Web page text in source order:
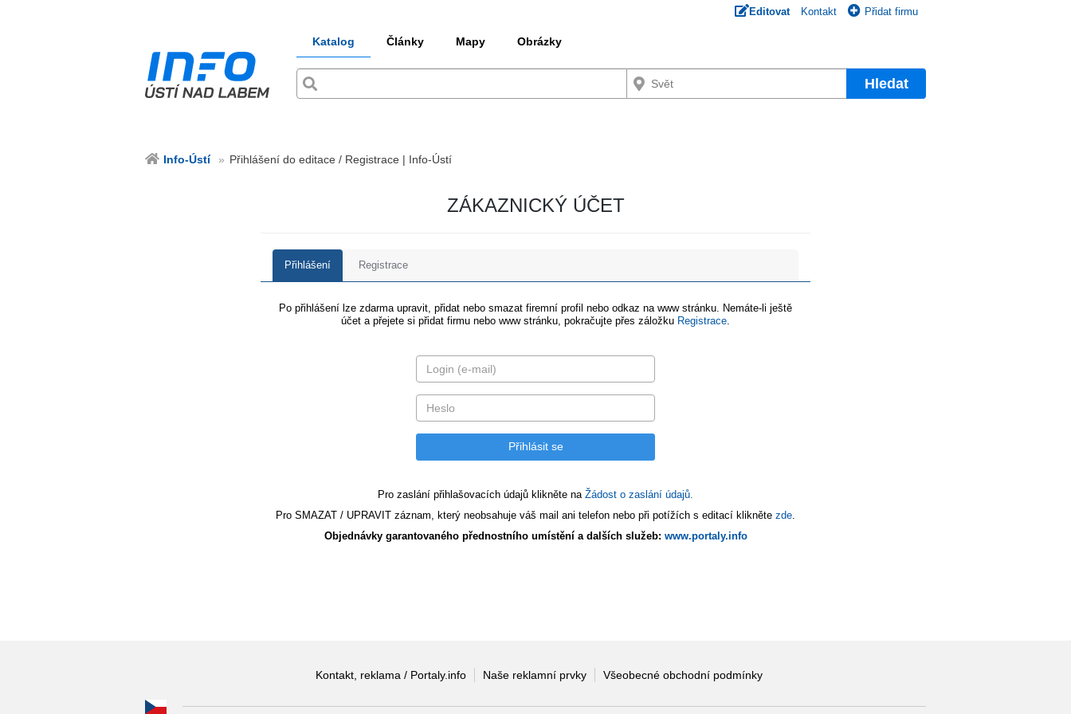
Editovat Kontakt Přidat firmu
Katalog Články Mapy Obrázky
Hledat
Info-Ústí Přihlášení do editace / Registrace | Info-Ústí
ZÁKAZNICKÝ ÚČET
Přihlášení Registrace
Po přihlášení lze zdarma upravit, přidat nebo smazat firemní profil nebo odkaz na www stránku. Nemáte-li ještě
účet a přejete si přidat firmu nebo www stránku, pokračujte přes záložku Registrace
Pro zaslání přihlašovacích údajů klikněte na Žádost o zaslání údajů.
Pro SMAZAT / UPRAVIT záznam, který neobsahuje váš mail ani telefon nebo při potížích s editací klikněte zde
Objednávky garantovaného přednostního umístění a dalších služeb: www.portaly.info
Kontakt, reklama / Portaly.info Naše reklamní prvky Všeobecné obchodní podmínky